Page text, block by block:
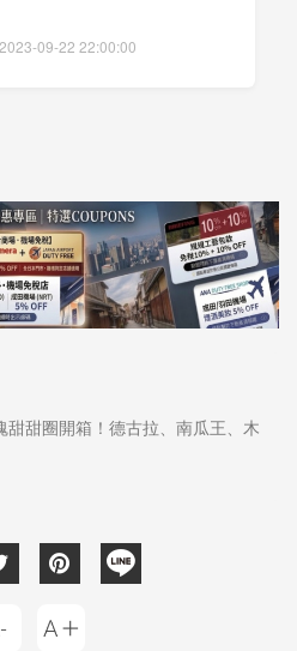
2023-09-22 22:00:00
甜圈開箱！德古拉、南瓜王、木